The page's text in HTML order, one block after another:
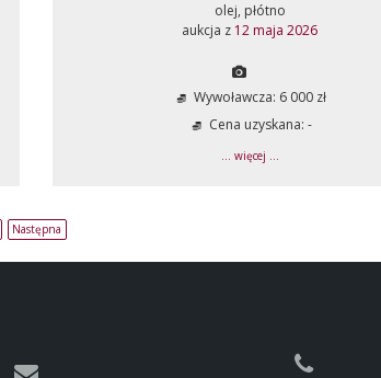
olej, płótno
aukcja z 12 maja 2026
Wywoławcza: 6 000 zł
Cena uzyskana: -
... więcej ...
Następna